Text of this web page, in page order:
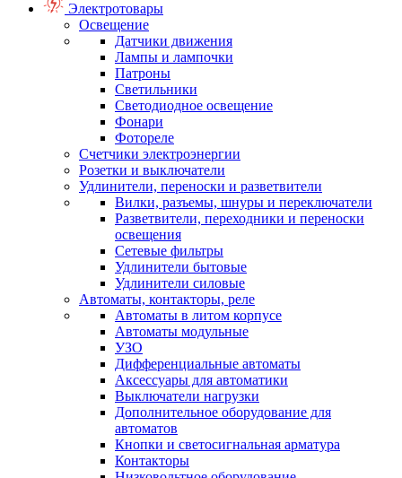
Электротовары
Освещение
Датчики движения
Лампы и лампочки
Патроны
Светильники
Светодиодное освещение
Фонари
Фотореле
Счетчики электроэнергии
Розетки и выключатели
Удлинители, переноски и разветвители
Вилки, разъемы, шнуры и переключатели
Разветвители, переходники и переноски
освещения
Сетевые фильтры
Удлинители бытовые
Удлинители силовые
Автоматы, контакторы, реле
Автоматы в литом корпусе
Автоматы модульные
УЗО
Дифференциальные автоматы
Аксессуары для автоматики
Выключатели нагрузки
Дополнительное оборудование для
автоматов
Кнопки и светосигнальная арматура
Контакторы